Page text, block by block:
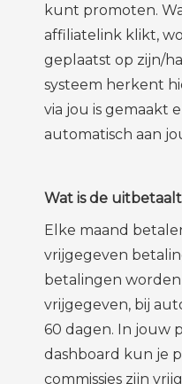
kunt promoten.
affiliatelink klikt,
geplaatst op zijn/
systeem herkent
via jou is gemaakt
automatisch aan
Wat is de
Elke maand
vrijgegeven
betalingen
vrijgegeven, bij
60 dagen. In jouw
dashboard kun je
commissies zijn